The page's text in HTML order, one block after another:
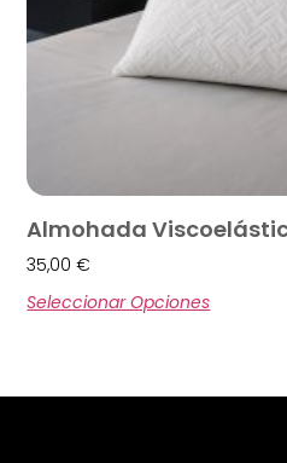
Almohada
35,00€
Seleccionar Opciones